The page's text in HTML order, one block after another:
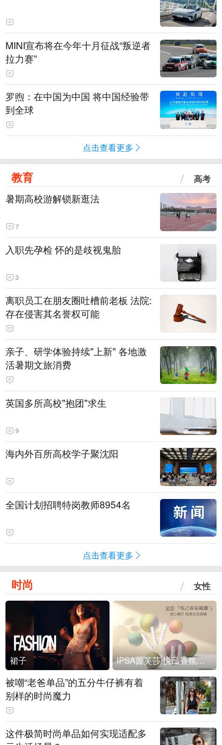
MINI宣布将在今年十月征战“叛逆者
拉力赛”
罗煦：在中国为中国 将中国经验带
到全球
点击查看更多
教育 高考
暑期高校游解锁新逛法
7
入职先孕检 怀的是歧视鬼胎
3
离职员工在朋友圈吐槽前老板 法院:
存在侵害其名誉权可能
亲子、研学体验持续"上新" 各地激
活暑期文旅消费
英国多所高校"抱团"求生
9
海内外百所高校学子聚沈阳
全国计划招聘特岗教师8954名
点击查看更多
时尚 女性
裙子 IPSA茵芙莎 悦己香氛凝露上市
被嘲“老爸单品”的五分牛仔裤有着
别样的时尚魔力
这件极简时尚单品如何实现适配多